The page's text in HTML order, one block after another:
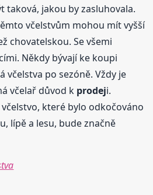
taková, jakou by zasluhovala.
včelstvům mohou mít vyšší
chovatelskou. Se všemi
Někdy bývají ke koupi
včelstva po sezóně. Vždy je
včelař důvod k prodeji.
které bylo odkočováno
lípě a lesu, bude značně